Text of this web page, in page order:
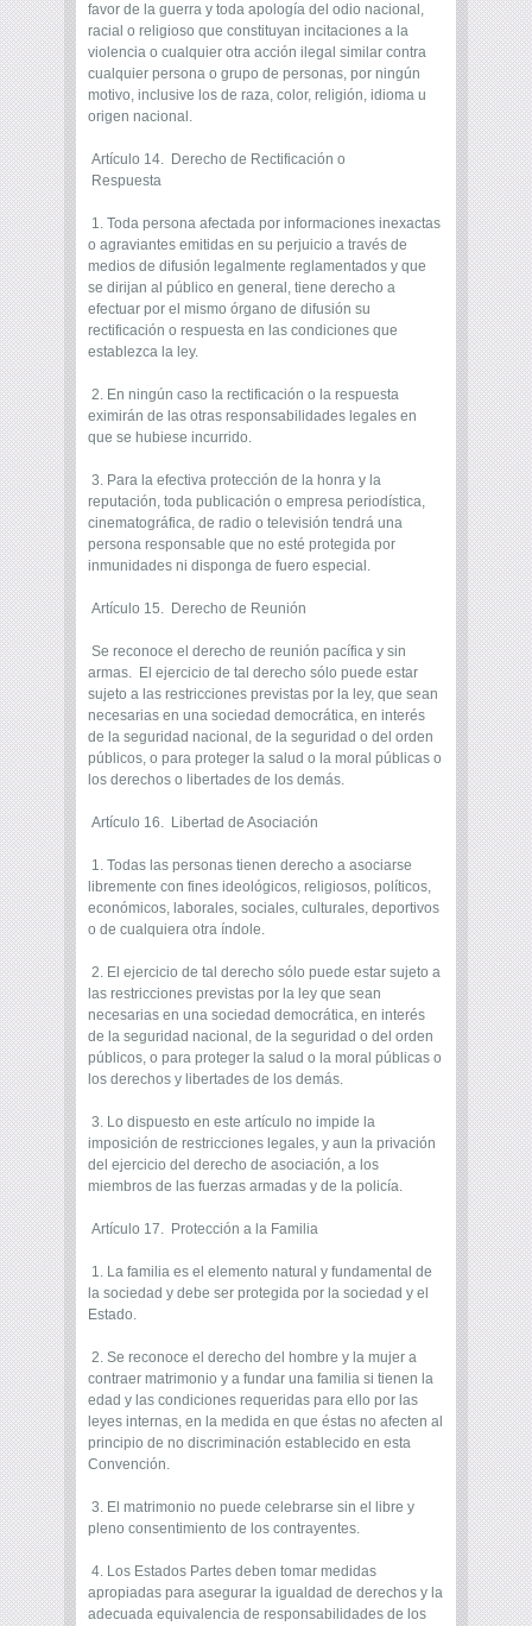
favor de la guerra y toda apología del odio nacional,
racial o religioso que constituyan incitaciones a la
violencia o cualquier otra acción ilegal similar contra
cualquier persona o grupo de personas, por ningún
motivo, inclusive los de raza, color, religión, idioma u
origen nacional.
Artículo 14. Derecho de Rectificación o
Respuesta
1. Toda persona afectada por informaciones inexactas
o agraviantes emitidas en su perjuicio a través de
medios de difusión legalmente reglamentados y que
se dirijan al público en general, tiene derecho a
efectuar por el mismo órgano de difusión su
rectificación o respuesta en las condiciones que
establezca la ley.
2. En ningún caso la rectificación o la respuesta
eximirán de las otras responsabilidades legales en
que se hubiese incurrido.
3. Para la efectiva protección de la honra y la
reputación, toda publicación o empresa periodística,
cinematográfica, de radio o televisión tendrá una
persona responsable que no esté protegida por
inmunidades ni disponga de fuero especial.
Artículo 15. Derecho de Reunión
Se reconoce el derecho de reunión pacífica y sin
armas. El ejercicio de tal derecho sólo puede estar
sujeto a las restricciones previstas por la ley, que sean
necesarias en una sociedad democrática, en interés
de la seguridad nacional, de la seguridad o del orden
públicos, o para proteger la salud o la moral públicas o
los derechos o libertades de los demás.
Artículo 16. Libertad de Asociación
1. Todas las personas tienen derecho a asociarse
libremente con fines ideológicos, religiosos, políticos,
económicos, laborales, sociales, culturales, deportivos
o de cualquiera otra índole.
2. El ejercicio de tal derecho sólo puede estar sujeto a
las restricciones previstas por la ley que sean
necesarias en una sociedad democrática, en interés
de la seguridad nacional, de la seguridad o del orden
públicos, o para proteger la salud o la moral públicas o
los derechos y libertades de los demás.
3. Lo dispuesto en este artículo no impide la
imposición de restricciones legales, y aun la privación
del ejercicio del derecho de asociación, a los
miembros de las fuerzas armadas y de la policía.
Artículo 17. Protección a la Familia
1. La familia es el elemento natural y fundamental de
la sociedad y debe ser protegida por la sociedad y el
Estado.
2. Se reconoce el derecho del hombre y la mujer a
contraer matrimonio y a fundar una familia si tienen la
edad y las condiciones requeridas para ello por las
leyes internas, en la medida en que éstas no afecten al
principio de no discriminación establecido en esta
Convención.
3. El matrimonio no puede celebrarse sin el libre y
pleno consentimiento de los contrayentes.
4. Los Estados Partes deben tomar medidas
apropiadas para asegurar la igualdad de derechos y la
adecuada equivalencia de responsabilidades de los